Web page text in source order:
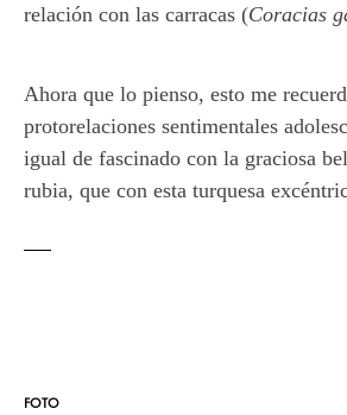
relación con las carracas (Coracias
Ahora que lo pienso, esto me
protorelaciones sentimentales
igual de fascinado con la graciosa
rubia, que con esta turquesa
FOTO